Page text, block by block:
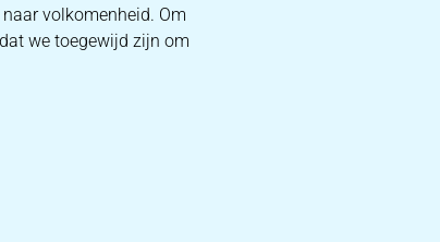
volkomenheid. Om
we toegewijd zijn om